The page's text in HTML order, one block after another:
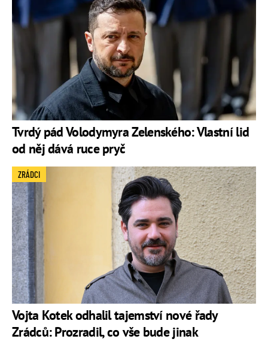
Tvrdý pád Volodymyra Zelenského: Vlastní lid
od něj dává ruce pryč
Vojta Kotek odhalil tajemství nové řady
Zrádců: Prozradil, co vše bude jinak
ZRÁDCI